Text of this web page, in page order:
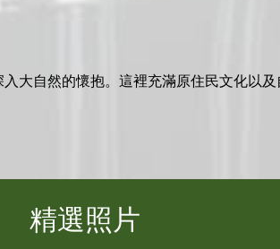
大自然的懷抱。這裡充滿原住民文化以
精選照片